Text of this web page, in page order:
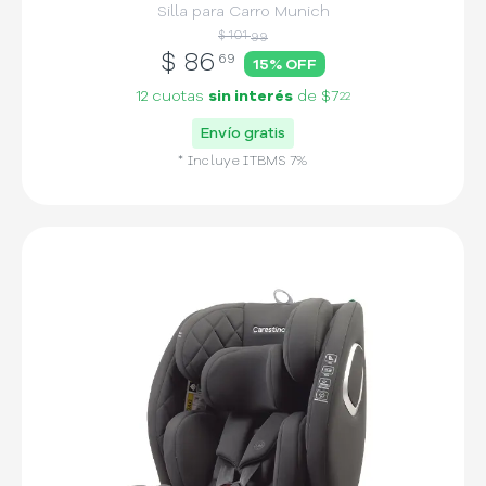
Silla para Carro Munich
$ 101 99
$ 86 69 15% OFF
12 cuotas sin interés de $722
Envío gratis
* IncluyeITBMS 7%